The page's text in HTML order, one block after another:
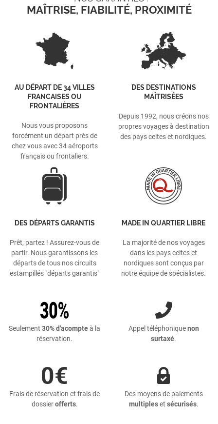
MAÎTRISE, FIABILITÉ, PROXIMITÉ
AU DÉPART DE 34 VILLES
FRANCAISES OU
FRONTALIÈRES
Nous vous proposons
forcément un départ près de
chez vous avec 34 aéroports
français ou frontaliers.
DES DESTINATIONS
MAÎTRISÉES
Depuis 1992, nous créons nos
propres voyages à destination
des pays celtes et nordiques.
DES DÉPARTS GARANTIS
Prêt, partez ! Assurez-vous de
partir. Nous garantissons les
départs de tous nos circuits
estampillés "départs garantis"
MADE IN QUARTIER LIBRE
La majorité de nos voyages
dans les pays celtes et
nordiques sont conçus par
notre équipe de spécialistes.
Seulement 30% d'acompteà la
réservation.
Appel téléphoniquenon
surtaxé.
Frais de réservation et frais de
dossierofferts.
Des moyens de paiements
multipleset sécurisés.